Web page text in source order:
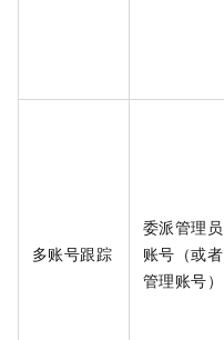
多账号跟踪
委派管理员
账号（或者
管理账号）